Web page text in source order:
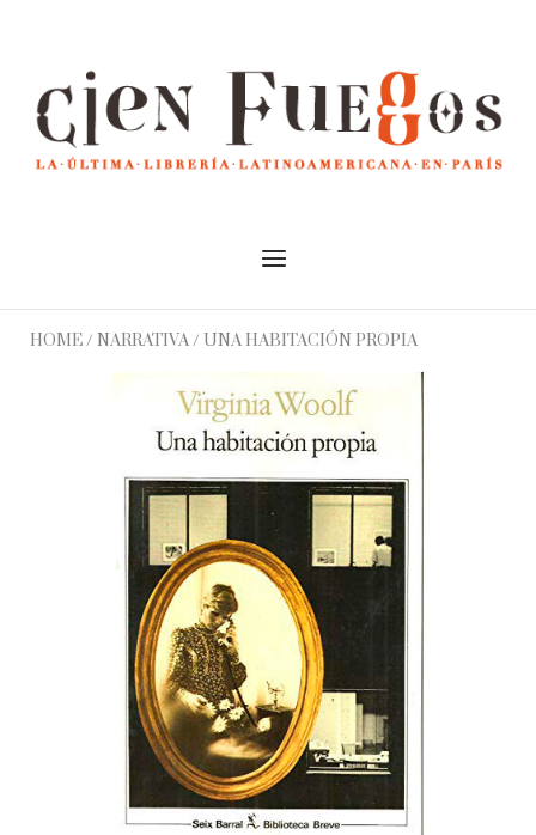
Menu
HOME/ NARRATIVA/ UNA HABITACIÓN PROPIA